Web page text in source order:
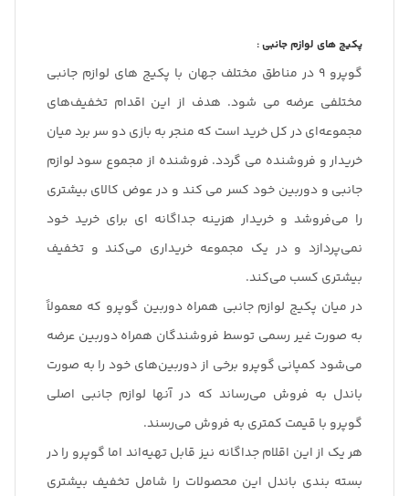
پکیج های لوازم جانبی :
گوپرو 9 در مناطق مختلف جهان با پکیج های لوازم جانبی
مختلفی عرضه می شود. هدف از این اقدام تخفیف‌های
مجموعه‌ای در کل خرید است که منجر به بازی دو سر برد میان
خریدار و فروشنده می گردد. فروشنده از مجموع سود لوازم
جانبی و دوربین خود کسر می کند و در عوض کالای بیشتری
را می‌فروشد و خریدار هزینه جداگانه ای برای خرید خود
نمی‌پردازد و در یک مجموعه خریداری می‌کند و تخفیف
بیشتری کسب می‌کند.
در میان پکیج لوازم جانبی همراه دوربین گوپرو که معمولاً
به صورت غیر رسمی توسط فروشندگان همراه دوربین عرضه
می‌شود کمپانی گوپرو برخی از دوربین‌های خود را به صورت
باندل به فروش می‌رساند که در آنها لوازم جانبی اصلی
گوپرو با قیمت کمتری به فروش می‌رسند.
هر یک از این اقلام جداگانه نیز قابل تهیه‌اند اما گوپرو را در
بسته بندی باندل این محصولات را شامل تخفیف بیشتری